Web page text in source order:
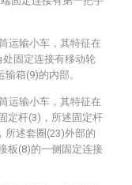
运输小车，其特征在
固定连接有移动轮
箱(9)的内部。
运输小车，其特征在
定杆(3)，所述固定杆
所述套圈(23)外部的
板(8)的一侧固定连接